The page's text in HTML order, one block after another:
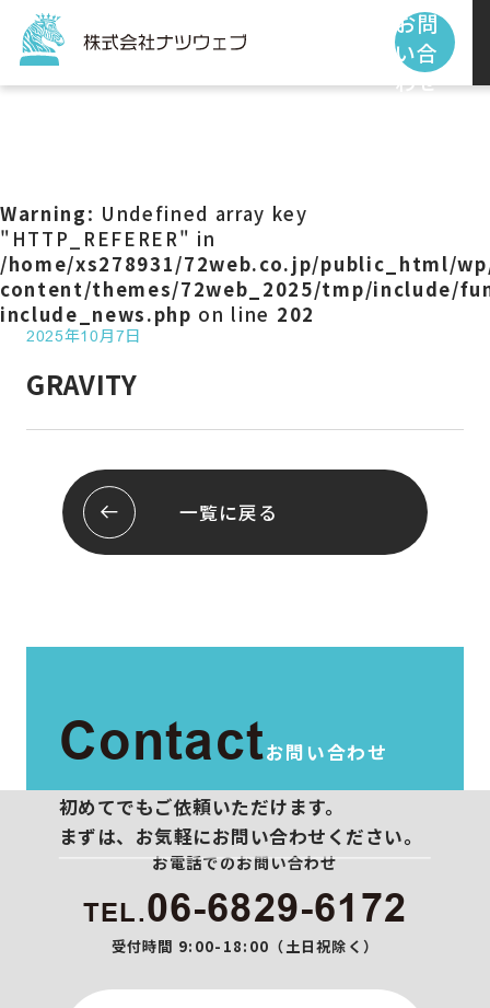
お問
い合
わせ
サービス
制作事例
会社概要
スタッフ紹介
プライバシーポリシー
Warning: Undefined array key
"HTTP_REFERER" in
/home/xs278931/72web.co.jp/public_html/
content/themes/72web_2025/tmp/include/
include_news.php on line 202
2025年10月7日
GRAVITY
一覧に戻る
Contactお問い合わせ
初めてでもご依頼いただけます。
まずは、お気軽にお問い合わせください。
お電話でのお問い合わせ
TEL.06-6829-6172
受付時間 9:00-18:00（土日祝除く）